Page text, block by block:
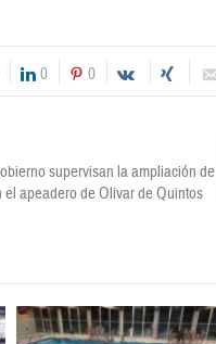
0 0
supervisan la ampliación de
apeadero de Olivar de Quintos